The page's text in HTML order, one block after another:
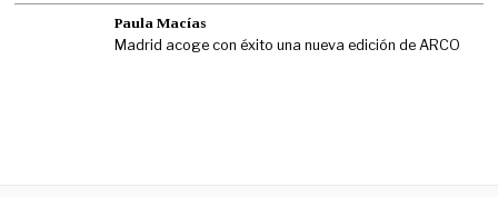
Paula Macías
Madrid acoge con éxito una nueva edición de ARCO